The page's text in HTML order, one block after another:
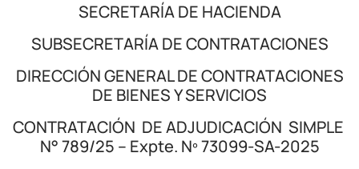
SECRETARÍA DE HACIENDA
SUBSECRETARÍA DE CONTRATACIONES
DIRECCIÓN GENERAL DE CONTRATACIONES
DE BIENES Y SERVICIOS
CONTRATACIÓN DE ADJUDICACIÓN SIMPLE
N° 789/25 – Expte. Nº 73099-SA-2025